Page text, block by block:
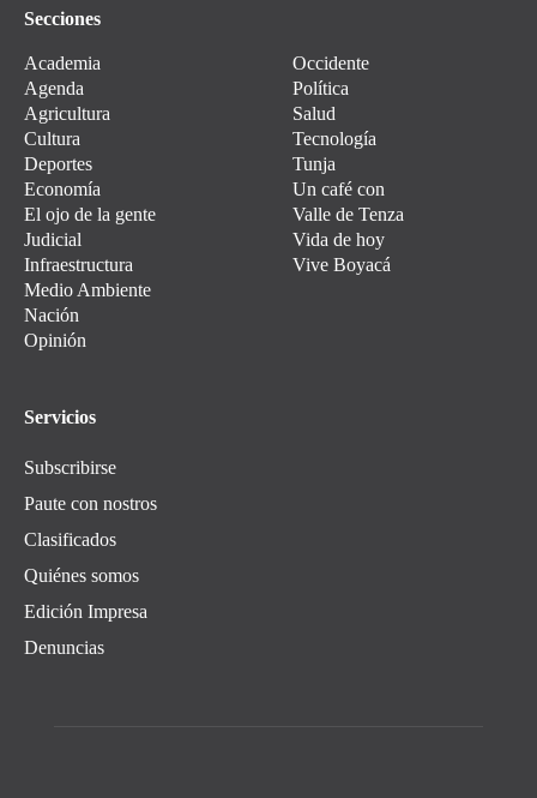
Secciones
Academia
Agenda
Agricultura
Cultura
Deportes
Economía
El ojo de la gente
Judicial
Infraestructura
Medio Ambiente
Nación
Opinión
Occidente
Política
Salud
Tecnología
Tunja
Un café con
Valle de Tenza
Vida de hoy
Vive Boyacá
Servicios
Subscribirse
Paute con nostros
Clasificados
Quiénes somos
Edición Impresa
Denuncias